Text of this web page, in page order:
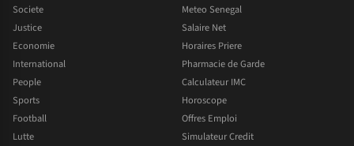
Societe
Justice
Economie
International
People
Sports
Football
Lutte
Meteo Senegal
Salaire Net
Horaires Priere
Pharmacie de Garde
Calculateur IMC
Horoscope
Offres Emploi
Simulateur Credit